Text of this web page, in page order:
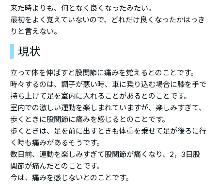
来た時よりも、何となく良くなったみたい。
最初をよく覚えていないので、どれだけ良くなったかはっき
りと言えない。
現状
立って体を伸ばすと股関節に痛みを覚えるとのことです。
時々するのは、調子が悪い時、車に乗り込む場合に膝を手で
持ち上げて足を室内に入れることがあるとのことです。
室内での激しい運動を楽しまれていますが、楽しみすぎて、
歩くときに股関節に痛みを感じるとのことです。
歩くときは、足を前に出すときも体重を乗せて足が後ろに行
く時も痛みがあるそうです。
数日前、運動を楽しみすぎて股関節が痛くなり、2，3日股
関節が痛んだとのことです。
今は、痛みを感じないとのことです。